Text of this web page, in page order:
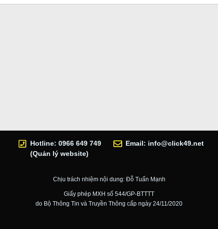
Hotline: 0966 649 749
(Quản lý website)
Email: info@click49.net
Chịu trách nhiệm nội dung: Đỗ Tuấn Mạnh
Giấy phép MXH số 544/GP-BTTTT
do Bộ Thông Tin và Truyền Thông cấp ngày 24/11/2020